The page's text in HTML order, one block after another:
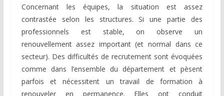
Concernant les équipes, la situation est assez
contrastée selon les structures. Si une partie des
professionnels est stable, on observe un
renouvellement assez important (et normal dans ce
secteur). Des difficultés de recrutement sont évoquées
comme dans l’ensemble du département et pèsent
parfois et nécessitent un travail de formation à
renouveler en permanence. Elles ont conduit